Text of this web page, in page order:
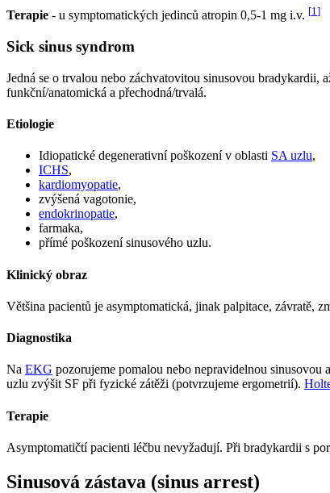
Terapie - u symptomatických jedinců atropin 0,5-1 mg i.v. [1]
Sick sinus syndrom
Jedná se o trvalou nebo záchvatovitou sinusovou bradykardii,
funkční/anatomická a přechodná/trvalá.
Etiologie
Idiopatické degenerativní poškození v oblasti SA uzlu,
ICHS,
kardiomyopatie,
zvýšená vagotonie,
endokrinopatie,
farmaka,
přímé poškození sinusového uzlu.
Klinický obraz
Většina pacientů je asymptomatická, jinak palpitace, závratě,
Diagnostika
Na EKG pozorujeme pomalou nebo nepravidelnou
uzlu zvýšit SF při fyzické zátěži (potvrzujeme ergometrií).
Terapie
Asymptomatičtí pacienti léčbu nevyžadují. Při bradykardii s
Sinusová zástava (sinus arrest)